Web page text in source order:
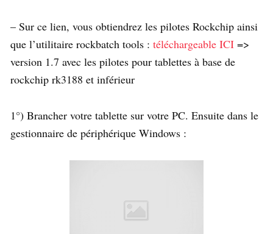
– Sur ce lien, vous obtiendrez les pilotes Rockchip ainsi
que l’utilitaire rockbatch tools : téléchargeable ICI =>
version 1.7 avec les pilotes pour tablettes à base de
rockchip rk3188 et inférieur
1°) Brancher votre tablette sur votre PC. Ensuite dans le
gestionnaire de périphérique Windows :